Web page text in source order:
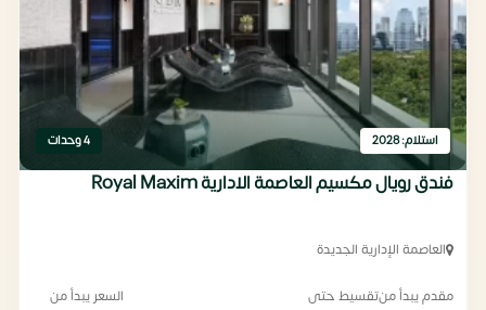
استلام: 2028 4 وحدات
فندق رويال مكسيم العاصمة الادارية Royal Maxim
العاصمة الإدارية الجديدة
مقدم يبدأ منتقسيط حتى السعر يبدأ من